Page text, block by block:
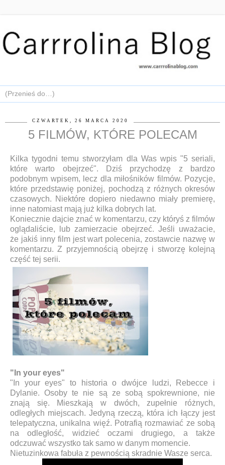
CZWARTEK, 26 MARCA 2020
5 FILMÓW, KTÓRE POLECAM
Kilka tygodni temu stworzyłam dla Was wpis "5 seriali,
które warto obejrzeć". Dziś przychodzę z bardzo
podobnym wpisem, lecz dla miłośników filmów. Pozycje,
które przedstawię poniżej, pochodzą z różnych okresów
czasowych. Niektóre dopiero niedawno miały premierę,
inne natomiast mają już kilka dobrych lat.
Koniecznie dajcie znać w komentarzu, czy któryś z filmów
oglądaliście, lub zamierzacie obejrzeć. Jeśli uważacie,
że jakiś inny film jest wart polecenia, zostawcie nazwę w
komentarzu. Z przyjemnością obejrzę i stworzę kolejną
część tej serii.
"In your eyes"
"In your eyes" to historia o dwójce ludzi, Rebecce i
Dylanie. Osoby te nie są ze sobą spokrewnione, nie
znają się. Mieszkają w dwóch, zupełnie różnych,
odległych miejscach. Jedyną rzeczą, która ich łączy jest
telepatyczna, unikalna więź. Potrafią rozmawiać ze sobą
na odległość, widzieć oczami drugiego, a także
odczuwać wszystko tak samo w danym momencie.
Nietuzinkowa fabuła z pewnością skradnie Wasze serca.